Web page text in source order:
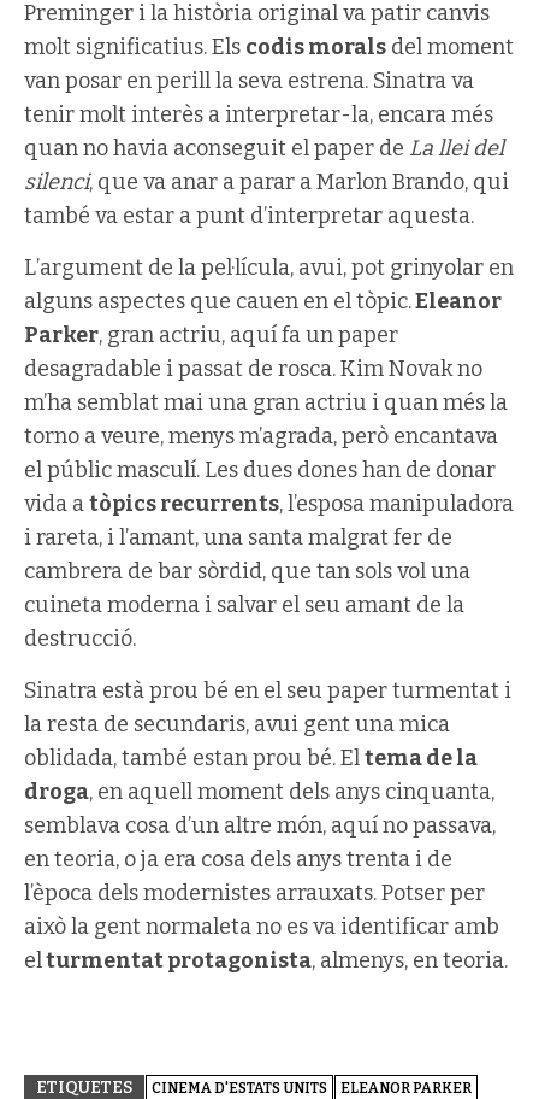
Preminger i la història original va patir canvis
molt significatius. Els codis morals del moment
van posar en perill la seva estrena. Sinatra va
tenir molt interès a interpretar-la, encara més
quan no havia aconseguit el paper de La llei del
silenci, que va anar a parar a Marlon Brando, qui
també va estar a punt d’interpretar aquesta.
L’argument de la pel·lícula, avui, pot grinyolar en
alguns aspectes que cauen en el tòpic.Eleanor
Parker, gran actriu, aquí fa un paper
desagradable i passat de rosca. Kim Novak no
m’ha semblat mai una gran actriu i quan més la
torno a veure, menys m’agrada, però encantava
el públic masculí. Les dues dones han de donar
vida atòpics recurrents, l’esposa manipuladora
i rareta, i l’amant, una santa malgrat fer de
cambrera de bar sòrdid, que tan sols vol una
cuineta moderna i salvar el seu amant de la
destrucció.
Sinatra està prou bé en el seu paper turmentat i
la resta de secundaris, avui gent una mica
oblidada, també estan prou bé. Eltema de la
droga, en aquell moment dels anys cinquanta,
semblava cosa d’un altre món, aquí no passava,
en teoria, o ja era cosa dels anys trenta i de
l’època dels modernistes arrauxats. Potser per
això la gent normaleta no es va identificar amb
elturmentat protagonista, almenys, en teoria.
ETIQUETES CINEMA D'ESTATS UNITS
ELEANOR PARKER